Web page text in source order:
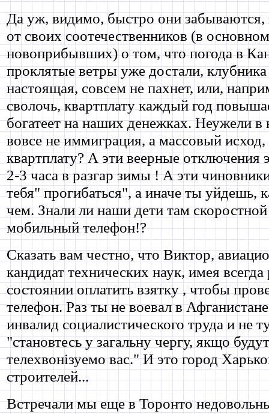
Да уж, видимо, быстро они
от своих соотечественников (в
новоприбывших) о том, что погода в
проклятые ветры уже достали, клубника
настоящая, совсем не пахнет, или,
сволочь, квартплату каждый год
богатеет на наших денежках. Неужели в
вовсе не иммиграция, а массовый
квартплату? А эти веерные отключения
2-3 часа в разгар зимы ! А эти
тебя" прогибаться", а иначе ты уйдешь,
чем. Знали ли наши дети там
мобильный телефон!?
Сказать вам честно, что Виктор,
кандидат технических наук, имея
состоянии оплатить взятку , чтобы
телефон. Раз ты не воевал в
инвалид социалистического труда и не
"становтесь у загальну чергу, якщо
телехвонiзуемо вас." И это город
строителей...
Встречали мы еще в Торонто